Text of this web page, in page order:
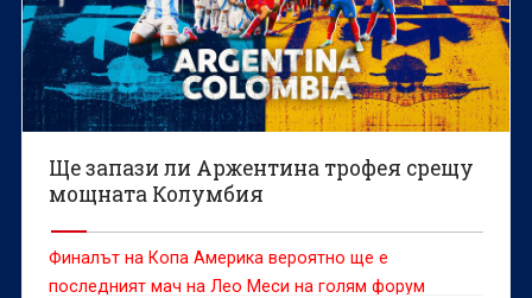
Ще запази ли Аржентина трофея срещу
мощната Колумбия
Финалът на Копа Америка вероятно ще е
последният мач на Лео Меси на голям форум